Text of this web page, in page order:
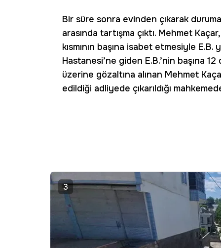
Bir süre sonra evinden çıkarak
arasında tartışma çıktı. Mehmet
kısmının başına isabet etmesiyle
Hastanesi’ne giden E.B.’nin başına
üzerine gözaltına alınan Mehmet
edildiği adliyede çıkarıldığı
3